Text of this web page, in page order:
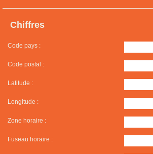
Chiffres
Code pays :
Code postal :
Latitude :
Longitude :
Zone horaire :
Fuseau horaire :